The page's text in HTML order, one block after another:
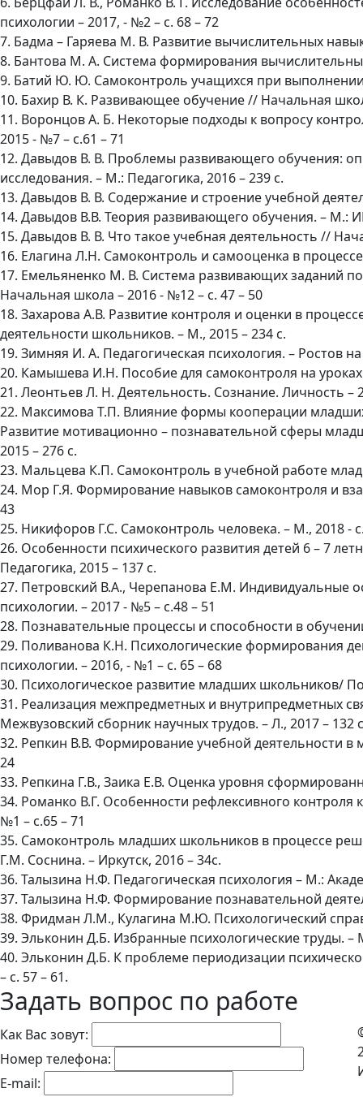
психологии – 2017, - №2 – с. 68 – 72
7. Бадма – Гаряева М. В. Развитие вычислительных
8. Бантова М. А. Система формирования
9. Батий Ю. Ю. Самоконтроль учащихся при
10. Бахир В. К. Развивающее обучение // Начальная
11. Воронцов А. Б. Некоторые подходы к вопросу
2015 - №7 – с.61 – 71
12. Давыдов В. В. Проблемы развивающего обучения:
исследования. – М.: Педагогика, 2016 – 239 с.
13. Давыдов В. В. Содержание и строение учебной
14. Давыдов В.В. Теория развивающего обучения. – М.:
15. Давыдов В. В. Что такое учебная деятельность //
16. Елагина Л.Н. Самоконтроль и самооценка в
17. Емельяненко М. В. Система развивающих заданий
Начальная школа – 2016 - №12 – с. 47 – 50
18. Захарова А.В. Развитие контроля и оценки в
деятельности школьников. – М., 2015 – 234 с.
19. Зимняя И. А. Педагогическая психология. – Ростов
20. Камышева И.Н. Пособие для самоконтроля на
21. Леонтьев Л. Н. Деятельность. Сознание. Личность –
22. Максимова Т.П. Влияние формы кооперации
Развитие мотивационно – познавательной сферы
2015 – 276 с.
23. Мальцева К.П. Самоконтроль в учебной работе
24. Мор Г.Я. Формирование навыков самоконтроля и
43
25. Никифоров Г.С. Самоконтроль человека. – М., 2018 -
26. Особенности психического развития детей 6 – 7
Педагогика, 2015 – 137 с.
27. Петровский В.А., Черепанова Е.М. Индивидуальные
психологии. – 2017 - №5 – с.48 – 51
28. Познавательные процессы и способности в
29. Поливанова К.Н. Психологические формирования
психологии. – 2016, - №1 – с. 65 – 68
30. Психологическое развитие младших школьников/
31. Реализация межпредметных и внутрипредметных
Межвузовский сборник научных трудов. – Л., 2017 – 132
32. Репкин В.В. Формирование учебной деятельности
24
33. Репкина Г.В., Заика Е.В. Оценка уровня
34. Романко В.Г. Особенности рефлексивного контроля
№1 – с.65 – 71
35. Самоконтроль младших школьников в процессе
Г.М. Соснина. – Иркутск, 2016 – 34с.
36. Талызина Н.Ф. Педагогическая психология – М.:
37. Талызина Н.Ф. Формирование познавательной
38. Фридман Л.М., Кулагина М.Ю. Психологический
39. Эльконин Д.Б. Избранные психологические труды. –
40. Эльконин Д.Б. К проблеме периодизации
– с. 57 – 61.
Задать вопрос по работе
Как Вас зовут:
Номер телефона:
E-mail: